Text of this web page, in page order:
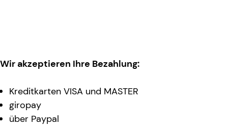
Wir akzeptieren Ihre Bezahlung:
Kreditkarten VISA und MASTER
giropay
über Paypal